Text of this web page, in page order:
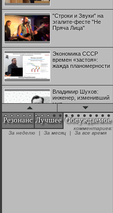
"Строки и Звуки" на
эгалите-фесте "Не
Пряча Лица"
Экономика СССР
времен «застоя»:
жажда планомерности
Владимир Шухов:
инженер, изменивший
мир
"Аркадий Коц" на
эгалите-фесте "Не
Резонанс Лучшее Обсуждаемое
комментариев:
За неделю
| За месяц | За все время